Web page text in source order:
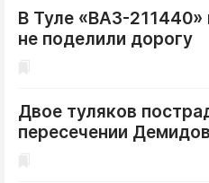
Культура
Происшествия
Тульский бренд
Тула
В Туле «ВАЗ-211440»
не поделили дорогу
Двое туляков
пересечении